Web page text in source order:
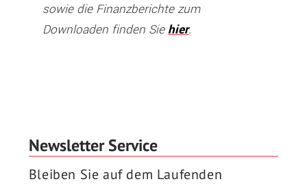
sowie die Finanzberichte zum
Downloaden finden Siehier.
Newsletter Service
Bleiben Sie auf dem Laufenden